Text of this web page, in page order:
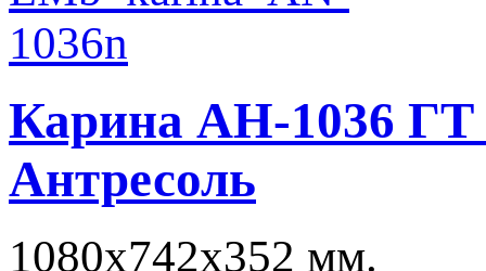
Карина АН-1036
Антресоль
1080х742х352 мм.